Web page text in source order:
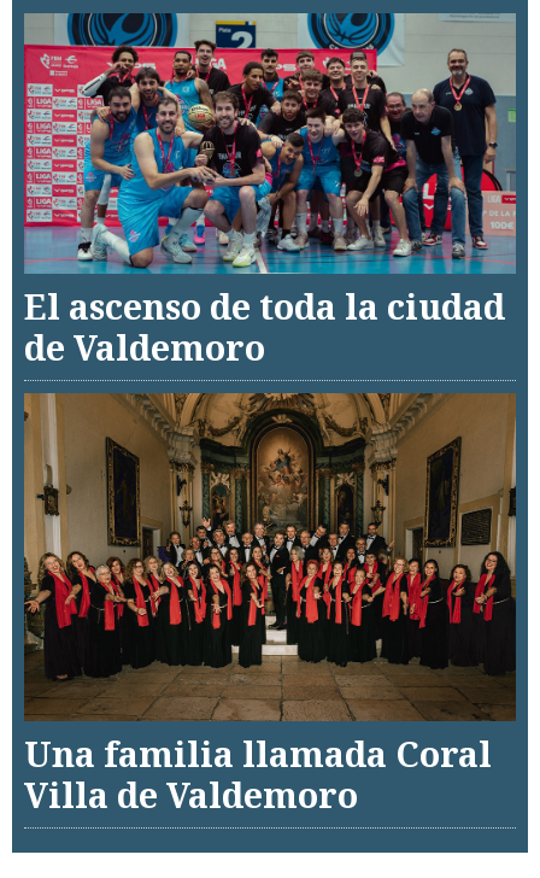
El ascenso de toda la ciudad
de Valdemoro
Una familia llamada Coral
Villa de Valdemoro